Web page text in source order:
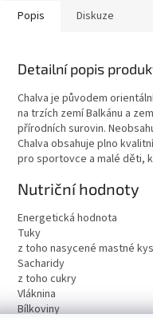
Popis Diskuze
Detailní popis
Chalva je původem
na trzích zemí Balkánu a
přírodních surovin.
Chalva obsahuje plno
pro sportovce a malé děti,
Nutriční hodnoty
Energetická hodnota
Tuky
z toho nasycené mastné
Sacharidy
z toho cukry
Vláknina
Bílkoviny